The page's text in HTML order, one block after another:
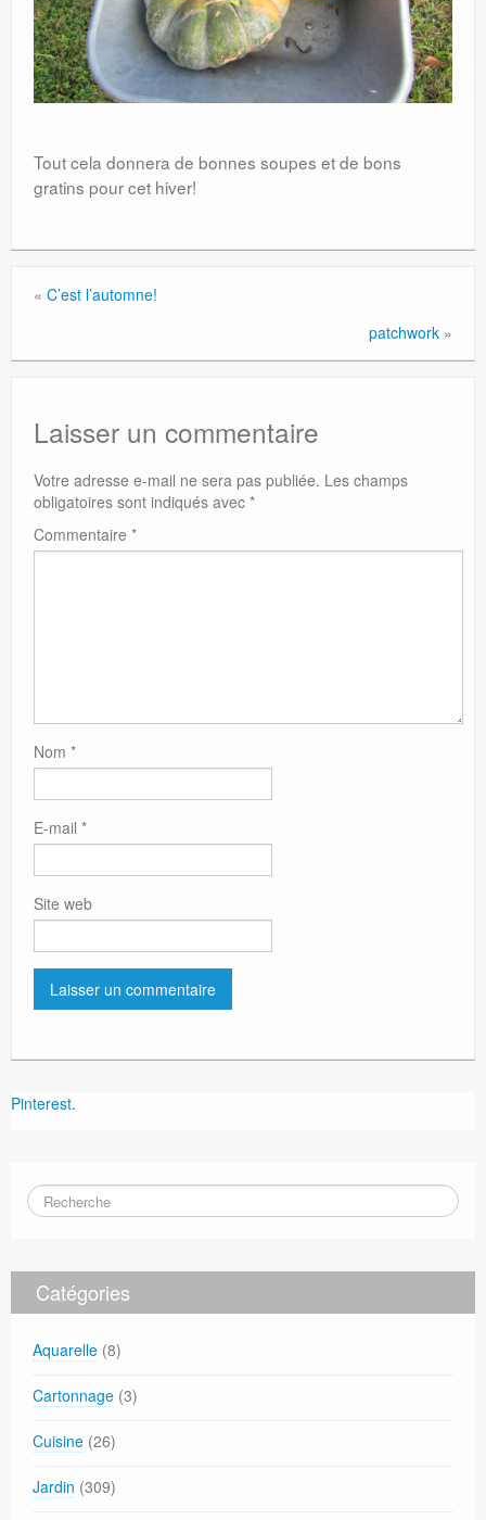
Tout cela donnera de bonnes soupes et de bons
gratins pour cet hiver!
« C’est l’automne!
patchwork »
Laisser un commentaire
Votre adresse e-mail ne sera pas publiée. Les champs
obligatoires sont indiqués avec *
Commentaire *
Nom *
E-mail *
Site web
Pinterest.
Catégories
Aquarelle (8)
Cartonnage (3)
Cuisine (26)
Jardin (309)